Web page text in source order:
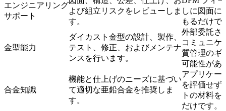
エンジニアリング
サポート
よび組立リスクをレビューしま
す。
しに図面に
もるだけで
金型能力
ダイカスト金型の設計、製作、
テスト、修正、およびメンテナ
ンスを行います。
外部委託さ
コミュニケ
質管理のギ
可能性があ
合金知識
機能と仕上げのニーズに基づい
て適切な亜鉛合金を推奨しま
す。
アプリケー
を評価せず
トの材料を
だけです。